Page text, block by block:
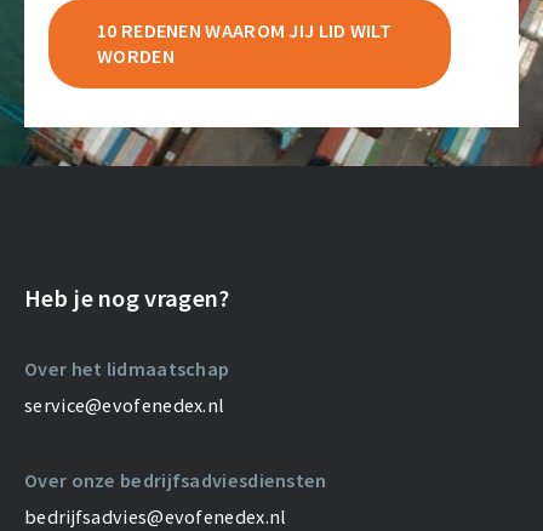
10 REDENEN WAAROM JIJ LID WILT
WORDEN
Heb je nog vragen?
Over het lidmaatschap
service@evofenedex.nl
Over onze bedrijfsadviesdiensten
bedrijfsadvies@evofenedex.nl